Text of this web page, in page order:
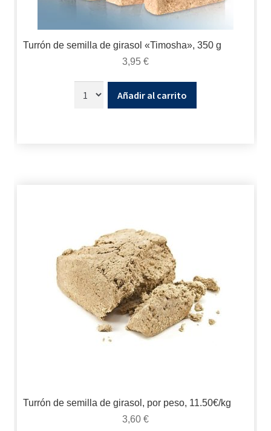
Turrón de semilla de girasol «Timosha», 350 g
3,95 €
Añadir al carrito
Turrón de semilla de girasol, por peso, 11.50€/kg
3,60 €